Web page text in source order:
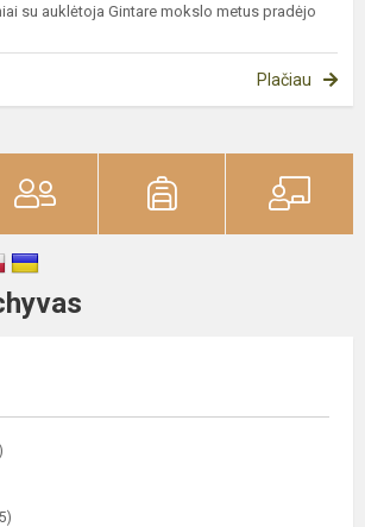
su auklėtoja Gintare mokslo metus pradėjo
Plačiau